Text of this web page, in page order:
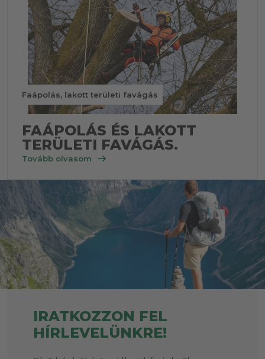
Faápolás, lakott területi favágás
FAÁPOLÁS ÉS LAKOTT
TERÜLETI FAVÁGÁS.
Tovább olvasom arrow_right_alt
IRATKOZZON FEL
HÍRLEVELÜNKRE!